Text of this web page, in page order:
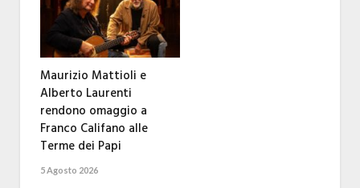
Maurizio Mattioli e
Alberto Laurenti
rendono omaggio a
Franco Califano alle
Terme dei Papi
5 Agosto 2026